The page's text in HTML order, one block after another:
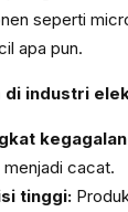
seperti
apa pun.
di industri
menjadi cacat.
tinggi: